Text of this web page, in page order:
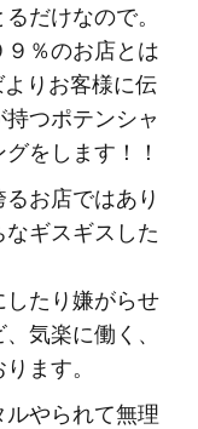
だけなので。
％のお店とは
りお客様に伝
つポテンシャ
をします！！
お店ではあり
ギスギスした
たり嫌がらせ
気楽に働く、
ます。
やられて無理